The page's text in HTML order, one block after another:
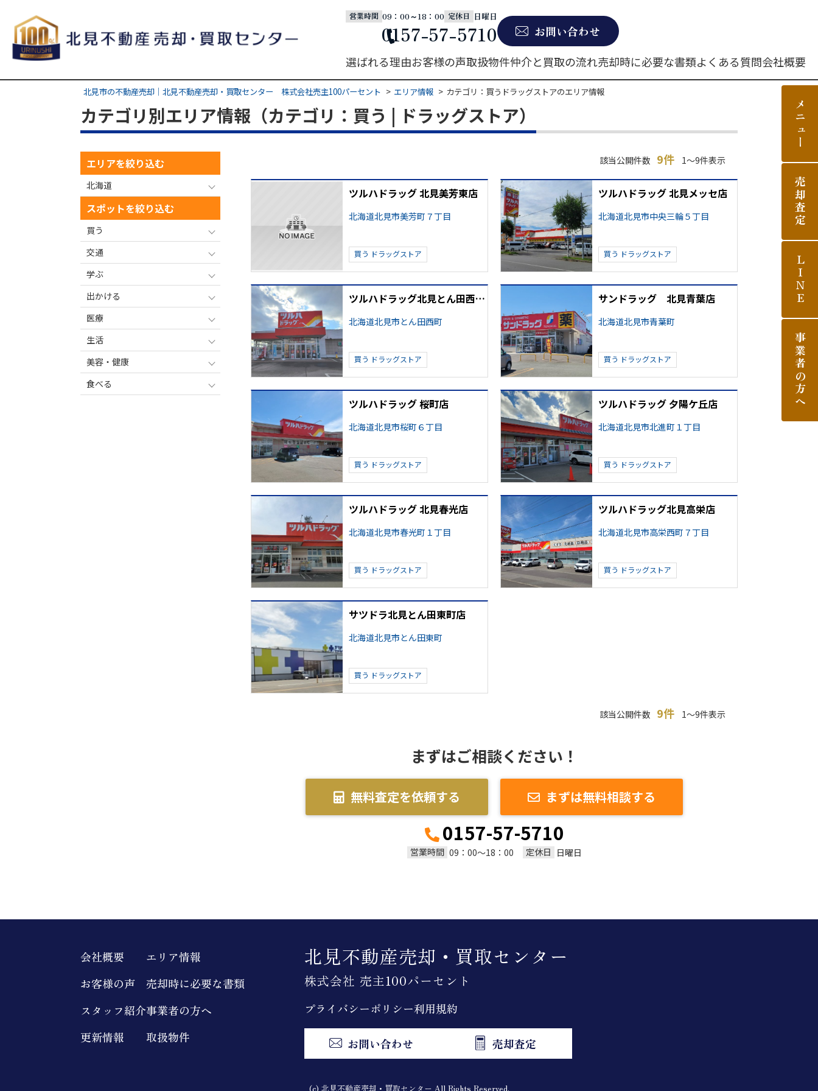
営業時間 09：00～18：00 定休日 日曜日
0157-57-5710
お問い合わせ
選ばれる理由お客様の声取扱物件仲介と買取の流れ売却時に必要な書類よくある質問会社概要
北見市の不動産売却｜北見不動産売却・買取センター 株式会社売主100パーセント エリア情報 カテゴリ：買うドラッグストアのエリア情報
カテゴリ別エリア情報（カテゴリ：買う | ドラッグストア）
該当公開件数 9件 1～9件表示
ツルハドラッグ 北見美芳東店
北海道北見市美芳町７丁目
買う ドラッグストア
ツルハドラッグ 北見メッセ店
北海道北見市中央三輪５丁目
買う ドラッグストア
ツルハドラッグ北見とん田西町店
北海道北見市とん田西町
買う ドラッグストア
サンドラッグ 北見青葉店
北海道北見市青葉町
買う ドラッグストア
ツルハドラッグ 桜町店
北海道北見市桜町６丁目
買う ドラッグストア
ツルハドラッグ 夕陽ケ丘店
北海道北見市北進町１丁目
買う ドラッグストア
ツルハドラッグ 北見春光店
北海道北見市春光町１丁目
買う ドラッグストア
ツルハドラッグ北見高栄店
北海道北見市高栄西町７丁目
買う ドラッグストア
サツドラ北見とん田東町店
北海道北見市とん田東町
買う ドラッグストア
該当公開件数 9件 1～9件表示
まずはご相談ください！
無料査定を依頼する まずは無料相談する
0157-57-5710
営業時間 09：00～18：00 定休日 日曜日
エリアを絞り込む
北海道
スポットを絞り込む
買う
交通
学ぶ
出かける
医療
生活
美容・健康
食べる
会社概要
お客様の声
スタッフ紹介
更新情報
エリア情報
売却時に必要な書類
事業者の方へ
取扱物件
北見不動産売却・買取センター
株式会社 売主100パーセント
プライバシーポリシー利用規約
お問い合わせ 売却査定
(c) 北見不動産売却・買取センター All Rights Reserved.
メニュー
売却査定
LINE
事業者の方へ